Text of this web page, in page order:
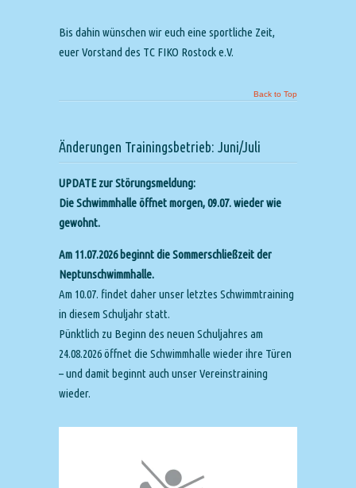
Bis dahin wünschen wir euch eine sportliche Zeit,
euer Vorstand des TC FIKO Rostock e.V.
Back to Top
Änderungen Trainingsbetrieb: Juni/Juli
UPDATE zur Störungsmeldung:
Die Schwimmhalle öffnet morgen, 09.07. wieder wie
gewohnt.
Am 11.07.2026 beginnt die Sommerschließzeit der
Neptunschwimmhalle.
Am 10.07. findet daher unser letztes Schwimmtraining
in diesem Schuljahr statt.
Pünktlich zu Beginn des neuen Schuljahres am
24.08.2026 öffnet die Schwimmhalle wieder ihre Türen
– und damit beginnt auch unser Vereinstraining
wieder.